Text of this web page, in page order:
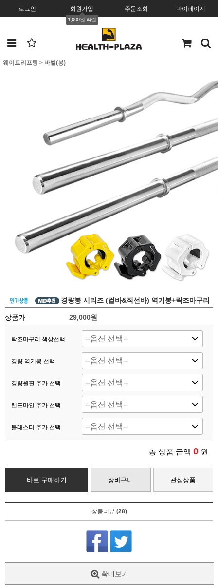
로그인 회원가입
1,000원 적립
주문조회 마이페이지
웨이트리프팅 > 바벨(봉)
경량봉 시리즈 (컬바&직선바) 역기봉+락조마구리
상품가 29,000원
락조마구리 색상선택
경량 역기봉 선택
경량원판 추가 선택
랜드마인 추가 선택
블래스터 추가 선택
총 상품 금액 0 원
바로 구매하기 장바구니 관심상품
상품리뷰 (28)
확대보기